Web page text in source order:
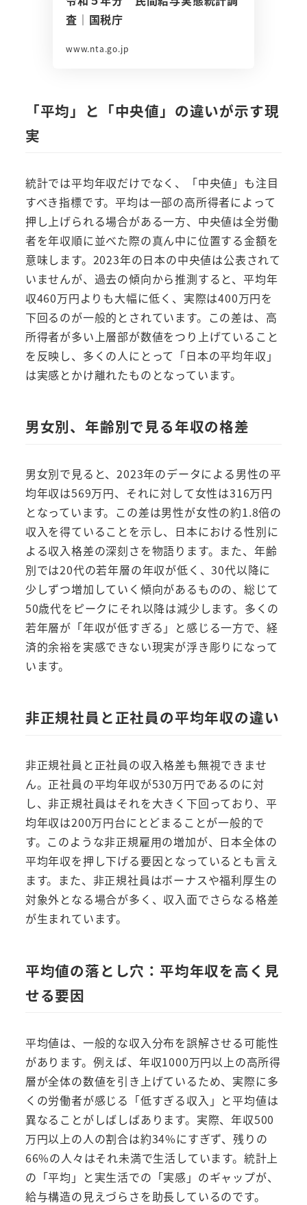
査｜国税庁
www.nta.go.jp
「平均」と「中央値」の違いが示す現
実
統計では平均年収だけでなく、「中央値」も注目
すべき指標です。平均は一部の高所得者によって
押し上げられる場合がある一方、中央値は全労働
者を年収順に並べた際の真ん中に位置する金額を
意味します。2023年の日本の中央値は公表されて
いませんが、過去の傾向から推測すると、平均年
収460万円よりも大幅に低く、実際は400万円を
下回るのが一般的とされています。この差は、高
所得者が多い上層部が数値をつり上げていること
を反映し、多くの人にとって「日本の平均年収」
は実感とかけ離れたものとなっています。
男女別、年齢別で見る年収の格差
男女別で見ると、2023年のデータによる男性の平
均年収は569万円、それに対して女性は316万円
となっています。この差は男性が女性の約1.8倍の
収入を得ていることを示し、日本における性別に
よる収入格差の深刻さを物語ります。また、年齢
別では20代の若年層の年収が低く、30代以降に
少しずつ増加していく傾向があるものの、総じて
50歳代をピークにそれ以降は減少します。多くの
若年層が「年収が低すぎる」と感じる一方で、経
済的余裕を実感できない現実が浮き彫りになって
います。
非正規社員と正社員の平均年収の違い
非正規社員と正社員の収入格差も無視できませ
ん。正社員の平均年収が530万円であるのに対
し、非正規社員はそれを大きく下回っており、平
均年収は200万円台にとどまることが一般的で
す。このような非正規雇用の増加が、日本全体の
平均年収を押し下げる要因となっているとも言え
ます。また、非正規社員はボーナスや福利厚生の
対象外となる場合が多く、収入面でさらなる格差
が生まれています。
平均値の落とし穴：平均年収を高く見
せる要因
平均値は、一般的な収入分布を誤解させる可能性
があります。例えば、年収1000万円以上の高所得
層が全体の数値を引き上げているため、実際に多
くの労働者が感じる「低すぎる収入」と平均値は
異なることがしばしばあります。実際、年収500
万円以上の人の割合は約34%にすぎず、残りの
66%の人々はそれ未満で生活しています。統計上
の「平均」と実生活での「実感」のギャップが、
給与構造の見えづらさを助長しているのです。